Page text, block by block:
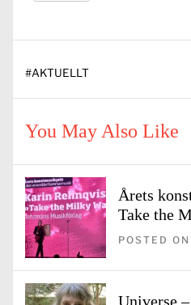
#AKTUELLT
You May Also Like
Årets
Take the
POSTED
Universe